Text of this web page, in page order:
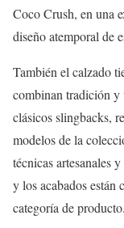
Coco Crush, en una
diseño atemporal de
También el calzado
combinan tradición y
clásicos slingbacks,
modelos de la
técnicas artesanales
y los acabados están
categoría de producto.